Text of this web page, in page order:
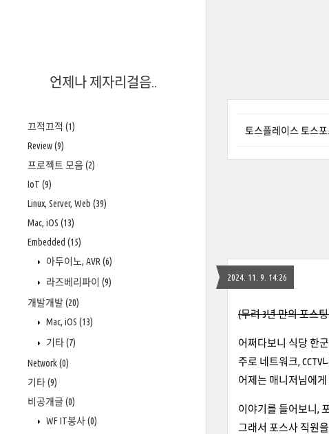
언제나 제자리걸음..
끄적끄적 (1)
Review(9)
프로젝트 모음 (2)
IoT (9)
Linux, Server, Web (39)
Mac, iOS (13)
Embedded (15)
아두이노, AVR (6)
라즈베리파이 (9)
개발개발(20)
Mac, iOS (13)
기타(7)
Network(0)
기타(9)
비공개글 (0)
WF IT봉사(0)
토스플레이스 토스
2024. 11. 9. 14:26
(무려 3년 만의 포스
어쩌다보니 식당 한
주로 네트워크,
어제는 매니저님에
이야기를 들어보니,
그래서 포스사 직원